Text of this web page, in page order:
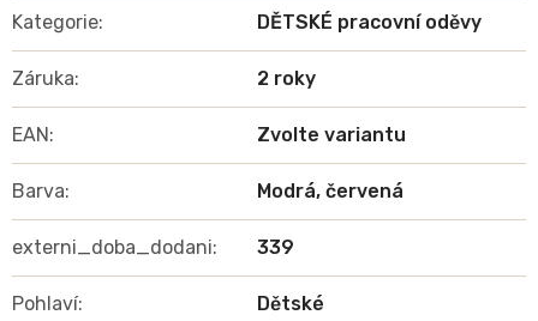
Kategorie: DĚTSKÉ pracovní oděvy
Záruka: 2 roky
EAN: Zvolte variantu
Barva: Modrá, červená
externi_doba_dodani: 339
Pohlaví: Dětské